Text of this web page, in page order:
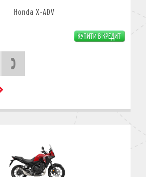
Honda X-ADV